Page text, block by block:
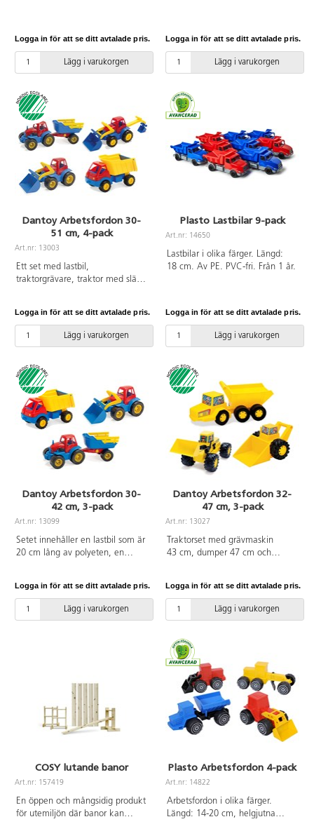
Från 2 år.
Logga in för att se ditt avtalade pris.
Lägg i varukorgen
rörliga delarna såsom tippbart
lastflak och grävskopor på
fordonen blir leken mer verklig.
fri. Från 2 år.
Logga in för att se ditt avtalade pris.
Lägg i varukorgen
Dantoy Arbetsfordon 30-
51 cm, 4-pack
Art.nr: 13003
Ett set med lastbil,
traktorgrävare, traktor med släp
50950001. PVC-fri. Från 2 år.
Logga in för att se ditt avtalade pris.
Lägg i varukorgen
Plasto Lastbilar 9-pack
Art.nr: 14650
Lastbilar i olika färger. Längd:
18 cm. Av PE. PVC-fri. Från 1 år.
Logga in för att se ditt avtalade pris.
Lägg i varukorgen
Dantoy Arbetsfordon 30-
42 cm, 3-pack
Art.nr: 13099
Setet innehåller en lastbil som är
20 cm lång av polyeten, en
42 cm lång av PE och PP.
Svanenmärkt, licensnummer
50950001. PVC-fri. Från 2 år.
Logga in för att se ditt avtalade pris.
Lägg i varukorgen
Dantoy Arbetsfordon 32-
47 cm, 3-pack
Art.nr: 13027
Traktorset med grävmaskin
43 cm, dumper 47 cm och
50950001. PVC-fri. Från 2 år.
Logga in för att se ditt avtalade pris.
Lägg i varukorgen
COSY lutande banor
Art.nr: 157419
En öppen och mångsidig produkt
för utemiljön där banor kan
Plasto Arbetsfordon 4-pack
Art.nr: 14822
Arbetsfordon i olika färger.
Längd: 14-20 cm, helgjutna